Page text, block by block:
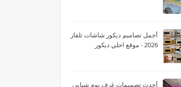
أجمل تصاميم ديكور شاشات تلفاز
2026 - موقع احلي ديكور
أحدث تصميمات غرف نوم شبابي